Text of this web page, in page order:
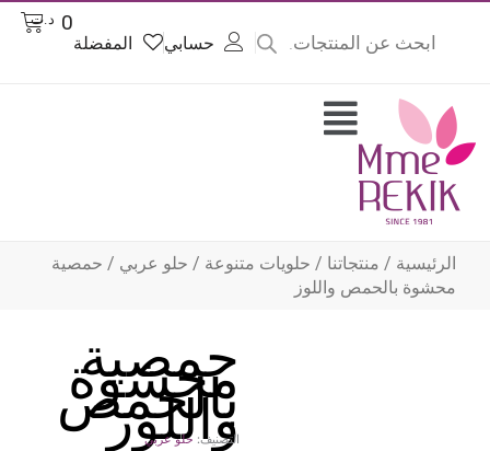
حسابي المفضلة
د.ت
Cart
Flyout
Menu
الرئيسية/منتجاتنا/حلويات متنوعة/حلو عربي/ حمصية
محشوة بالحمص واللوز
حمصية
محشوة
بالحمص
واللوزالتصنيف:حلو عربي